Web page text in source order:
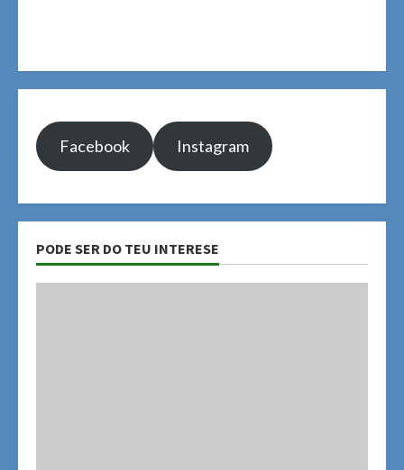
Facebook Instagram
PODE SER DO TEU INTERESE